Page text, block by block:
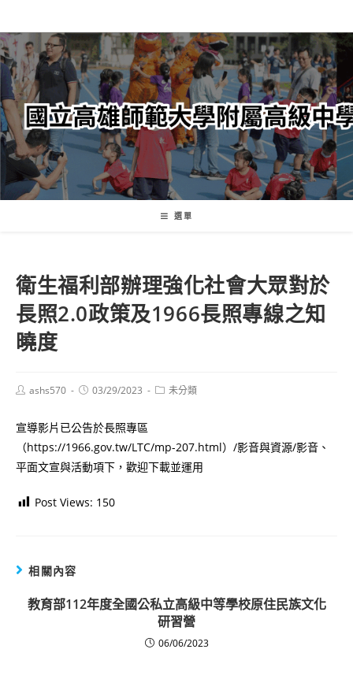
轉
至
主
內
容
選單
衛生福利部辦理強化社會大眾對於
長照2.0政策及1966長照專線之知
曉度
Postashs570
Post03/29/2023
Post未分類
宣導影片已公告於長照專區
（https://1966.gov.tw/LTC/mp-207.html）/影音與資源/影音、
平面文宣與活動項下，歡迎下載並運用
Post Views: 150
相關內容
教育部112年度全國公私立高級中等學校原住民族文化
研習營
06/06/2023